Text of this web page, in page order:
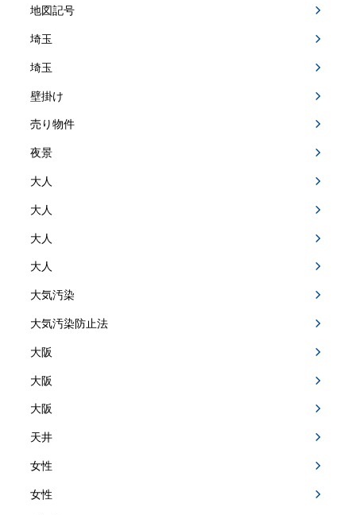
地図記号
埼玉
埼玉
壁掛け
売り物件
夜景
大人
大人
大人
大人
大気汚染
大気汚染防止法
大阪
大阪
大阪
天井
女性
女性